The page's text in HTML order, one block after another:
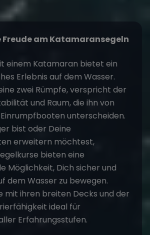
Freude am Katamaransegeln
einem Katamaran bietet ein
Erlebnis auf dem Wasser.
zwei Rümpfe, verspricht der
und Raum, die ihn von
unterscheiden.
bist oder Deine
erweitern möchtest,
bieten eine
Möglichkeit, Dich sicher und
dem Wasser zu bewegen.
mit ihren breiten Decks und der
ideal für
Erfahrungsstufen.